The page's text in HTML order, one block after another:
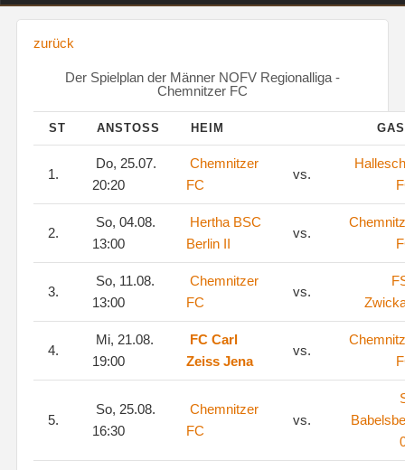
zurück
Der Spielplan der Männer NOFV Regionalliga -
Chemnitzer FC
ST ANSTOSS HEIM
1.
Do, 25.07.
20:20
Chemnitzer
FC
vs.
2.
So, 04.08.
13:00
Hertha BSC
Berlin II
vs.
3.
So, 11.08.
13:00
Chemnitzer
FC
vs.
4.
Mi, 21.08.
19:00
FC Carl
Zeiss Jena
vs.
5.
So, 25.08.
16:30
Chemnitzer
FC
vs.